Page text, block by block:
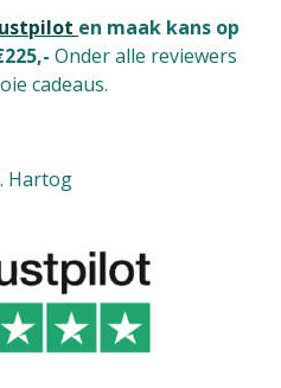
en maak kans op
Onder alle reviewers
cadeaus.
Hartog